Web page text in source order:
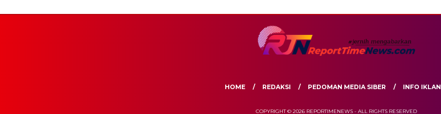
HOME REDAKSI PEDOMAN MEDIA SIBER INFO IKLAN
COPYRIGHT © 2026 REPORTIMENEWS - ALL RIGHTS RESERVED